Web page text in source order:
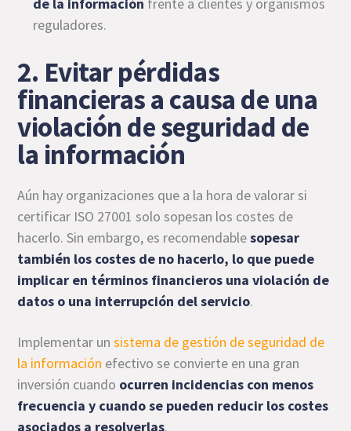
reguladores.
2. Evitar pérdidas
financieras a causa de una
violación de seguridad de
la información
Aún hay organizaciones que a la hora de valorar si
certificar ISO 27001 solo sopesan los costes de
hacerlo. Sin embargo, es recomendablesopesar
también los costes de no hacerlo, lo que puede
implicar en términos financieros una violación de
datos o una interrupción del servicio.
Implementar unsistema de gestión de seguridad de
la información efectivo se convierte en una gran
inversión cuando ocurren incidencias con menos
frecuencia y cuando se pueden reducir los costes
asociados a resolverlas.